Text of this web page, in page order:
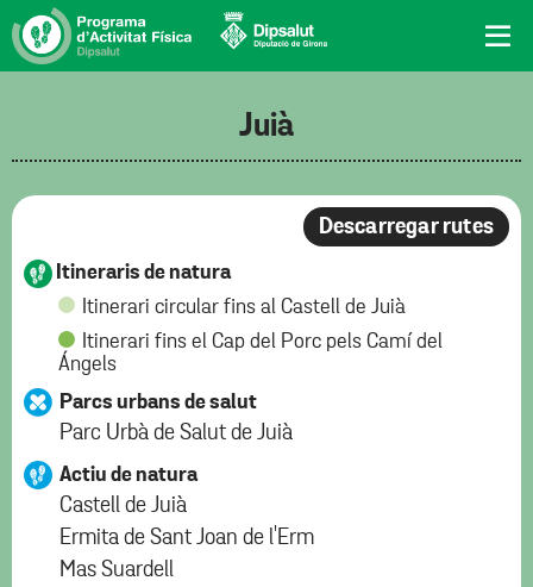
Juià
Descarregar rutes
Itineraris de natura
Itinerari circular fins al Castell de Juià
Itinerari fins el Cap del Porc pels Camí del
Ángels
Parcs urbans de salut
Parc Urbà de Salut de Juià
Actiu de natura
Castell de Juià
Ermita de Sant Joan de l'Erm
Mas Suardell